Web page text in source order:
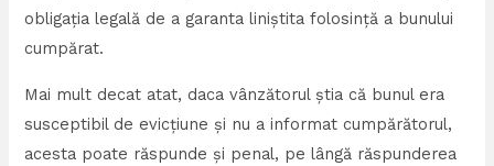
obligația legală de a garanta liniștita folosință a bunului
cumpărat.
Mai mult decat atat, daca vânzătorul știa că bunul era
susceptibil de evicțiune și nu a informat cumpărătorul,
acesta poate răspunde și penal, pe lângă răspunderea